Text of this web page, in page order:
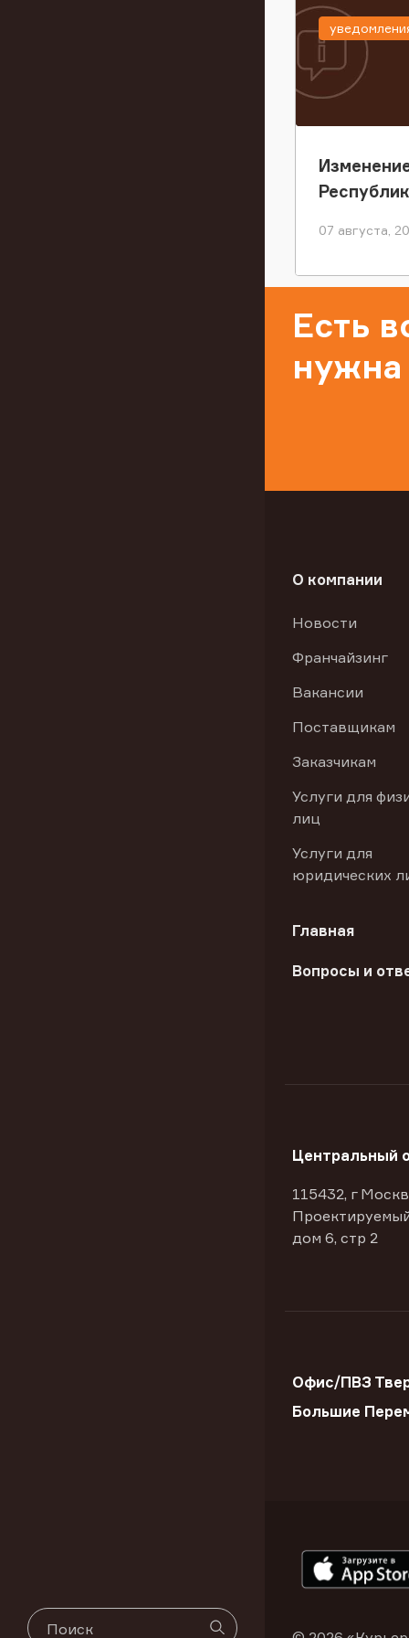
07 августа,
Есть
О компании
Новости
Франчайзинг
Вакансии
Поставщикам
Заказчикам
Услуги для
лиц
Услуги для
юридических
Главная
Вопросы и
Центральный
115432, г
дом 6, стр 2
Офис/ПВЗ
Большие